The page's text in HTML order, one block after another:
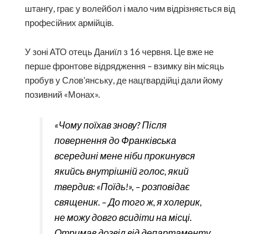
штангу, грає у волейбол і мало чим відрізняється від
професійних армійців.
У зоні АТО отець Даниїл з 16 червня. Це вже не
перше фронтове відряд­ження – взимку він місяць
пробув у Слов’янську, де нацгвардійці дали йому
позивний «Монах».
«Чому поїхав знову? Після
повернення до Франківська
всередині мене ніби прокинувся
якийсь внутрішній голос, який
твердив: «Поїдь!», – розповідає
священик. – До того ж, я холерик,
не можу довго всидіти на місці.